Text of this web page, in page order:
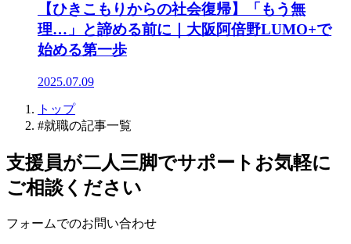
【ひきこもりからの社会復帰】「もう無
理…」と諦める前に｜大阪阿倍野LUMO+で
始める第一歩
2025.07.09
トップ
#就職の記事一覧
支援員が二人三脚でサポート お気軽に
ご相談ください
フォームでのお問い合わせ